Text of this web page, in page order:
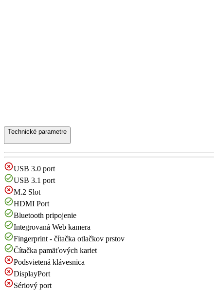
Technické parametre
USB 3.0 port
USB 3.1 port
M.2 Slot
HDMI Port
Bluetooth pripojenie
Integrovaná Web kamera
Fingerprint - čítačka otlačkov prstov
Čítačka pamäťových kariet
Podsvietená klávesnica
DisplayPort
Sériový port